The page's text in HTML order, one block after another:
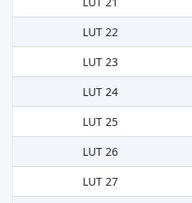
LUT 22
LUT 23
LUT 24
LUT 25
LUT 26
LUT 27